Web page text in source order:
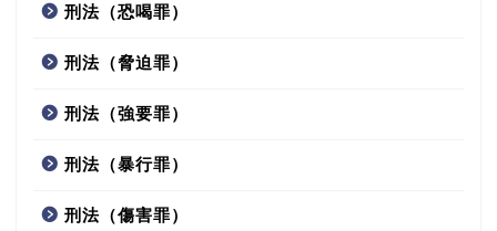
刑法（恐喝罪）
刑法（脅迫罪）
刑法（強要罪）
刑法（暴行罪）
刑法（傷害罪）